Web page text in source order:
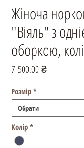
Жіноча
"Віяль" з
оборкою,
7 500,00 ₴Ціна
Розмір *
Колір *